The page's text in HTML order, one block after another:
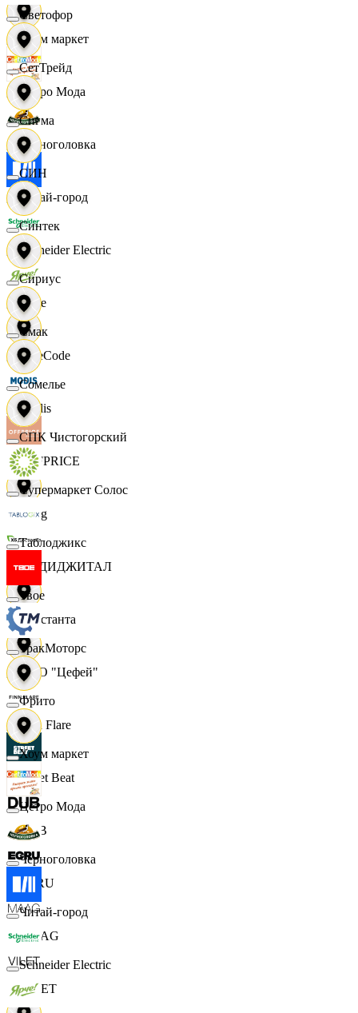
Хоум маркет
Цетро Мода
Черноголовка
Читай-город
Schneider Electric
Ярче
FaceCode
Modis
OFFPRICE
string
X5 ДИДЖИТАЛ
Константа
ООО "Цефей"
Finn Flare
Street Beat
DUB
ECRU
MAAG
VILET
Светофор
СетТрейд
Сигма
СИН
Синтек
Сириус
Смак
Сомелье
СПК Чистогорский
Супермаркет Солос
Таблоджикс
Твое
ТракМоторс
Фрито
Хоум маркет
Цетро Мода
Черноголовка
Читай-город
Schneider Electric